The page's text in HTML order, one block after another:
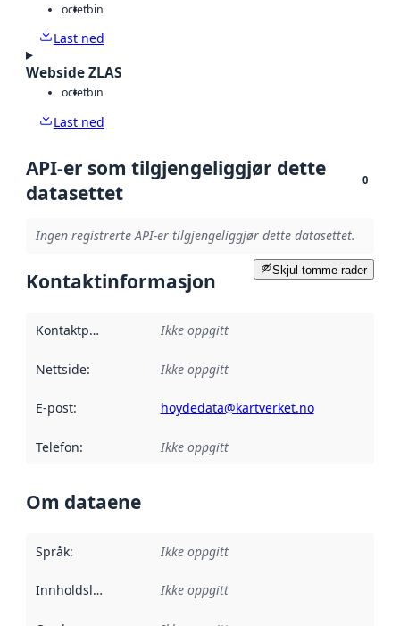
octetbin
Last ned
Webside ZLAS
octetbin
Last ned
API-er som tilgjengeliggjør dette
datasettet
0
Ingen registrerte API-er tilgjengeliggjør dette datasettet.
Skjul tomme rader
Kontaktinformasjon
Kontaktpunkt Ikke oppgitt
Nettside: Ikke oppgitt
E-post: hoydedata@kartverket.no
Telefon: Ikke oppgitt
Om dataene
Språk: Ikke oppgitt
Innholdsleverandører :
Ikke oppgitt